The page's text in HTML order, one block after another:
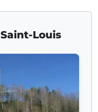
Louis